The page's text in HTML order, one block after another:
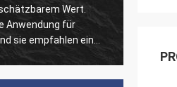
Wert.
Anwendung für
sie empfahlen ein
dynamischen